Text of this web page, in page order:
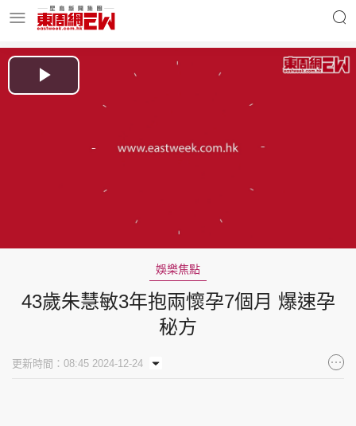
明星名人 時事財經
東周Ladies 優享生活
玄學靈異 東周專欄
Play
娛樂焦點
43歲朱慧敏3年抱兩懷孕7個月 爆速孕
秘方
更新時間：08:45 2024-12-24